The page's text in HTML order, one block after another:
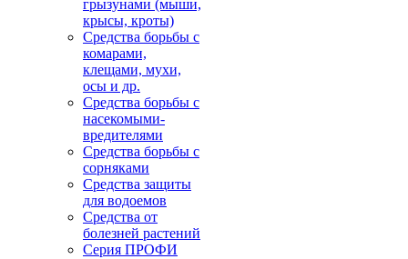
грызунами (мыши,
крысы, кроты)
Средства борьбы с
комарами,
клещами, мухи,
осы и др.
Средства борьбы с
насекомыми-
вредителями
Средства борьбы с
сорняками
Средства защиты
для водоемов
Средства от
болезней растений
Серия ПРОФИ